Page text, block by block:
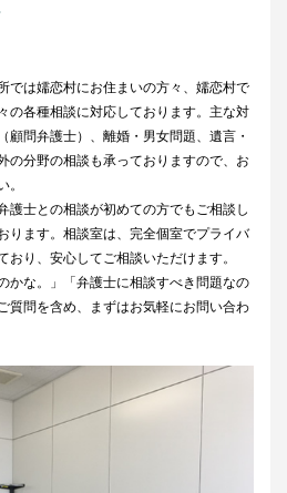
では嬬恋村にお住まいの方々、嬬恋村で
の各種相談に対応しております。主な対
顧問弁護士）、離婚・男女問題、遺言・
の分野の相談も承っておりますので、お
。
護士との相談が初めての方でもご相談し
ります。相談室は、完全個室でプライバ
おり、安心してご相談いただけます。
かな。」「弁護士に相談すべき問題なの
質問を含め、まずはお気軽にお問い合わ